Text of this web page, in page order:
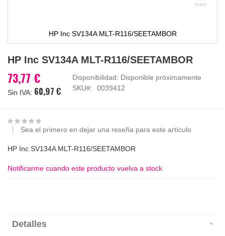
HP Inc SV134A MLT-R116/SEETAMBOR
al
de
la
imágenes
HP Inc SV134A MLT-R116/SEETAMBOR
73,77 €
60,97 €
Disponibilidad: Disponible próximamente
SKU
0039412
Sea el primero en dejar una reseña para este artículo
HP Inc SV134A MLT-R116/SEETAMBOR
Notificarme cuando este producto vuelva a stock
Detalles